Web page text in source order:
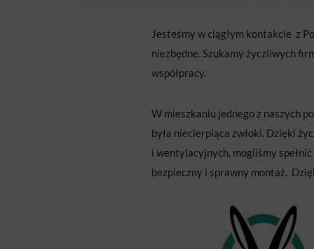
Jesteśmy w ciągłym kontakcie z
niezbędne. Szukamy życzliwych
współpracy.
W mieszkaniu jednego z naszych
była niecierpiąca zwłoki. Dzięki
i wentylacyjnych, mogliśmy
bezpieczny i sprawny montaż.